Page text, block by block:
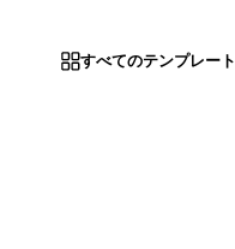
すべてのテンプレート